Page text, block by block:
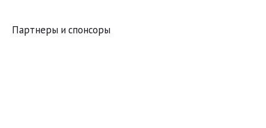
Партнеры и спонсоры